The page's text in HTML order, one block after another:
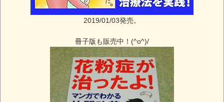
2019/01/03発売。
冊子版も販売中！(^o^)/